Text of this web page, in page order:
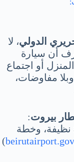
الدولي، لا
أن سيارة
أو اجتماع
مفاوضات،
بيروت:
نظيفة، وخطة
)